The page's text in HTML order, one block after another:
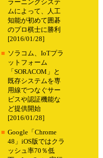
ラーニングシステ
ムによって、人工
知能が初めて囲碁
のプロ棋士に勝利
[2016/01/28]
■ ソラコム、IoTプラ
ットフォーム
「SORACOM」と
既存システムを専
用線でつなぐサー
ビスや認証機能な
ど提供開始
[2016/01/28]
■ Google「Chrome
48」iOS版ではクラ
ッシュ率70％低